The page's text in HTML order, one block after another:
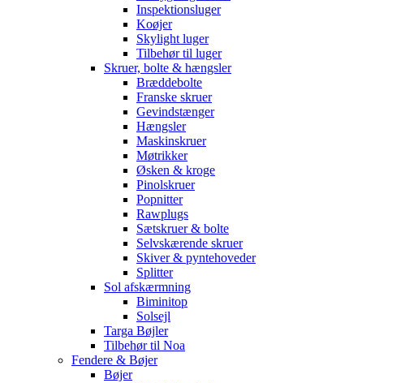
Inspektionsluger
Koøjer
Skylight luger
Tilbehør til luger
Skruer, bolte & hængsler
Bræddebolte
Franske skruer
Gevindstænger
Hængsler
Maskinskruer
Møtrikker
Øsken & kroge
Pinolskruer
Popnitter
Rawplugs
Sætskruer & bolte
Selvskærende skruer
Skiver & pyntehoveder
Splitter
Sol afskærmning
Biminitop
Solsejl
Targa Bøjler
Tilbehør til Noa
Fendere & Bøjer
Bøjer